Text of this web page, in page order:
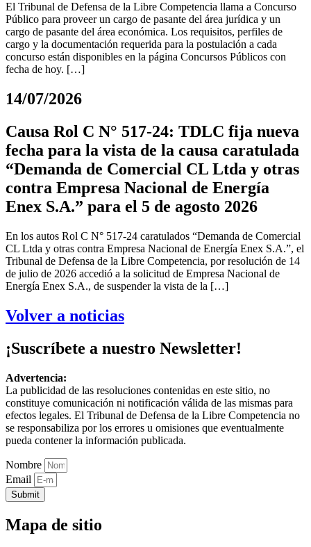
El Tribunal de Defensa de la Libre Competencia llama a Concurso
Público para proveer un cargo de pasante del área jurídica y un
cargo de pasante del área económica. Los requisitos, perfiles de
cargo y la documentación requerida para la postulación a cada
concurso están disponibles en la página Concursos Públicos con
fecha de hoy. […]
14/07/2026
Causa Rol C N° 517-24: TDLC fija nueva
fecha para la vista de la causa caratulada
“Demanda de Comercial CL Ltda y otras
contra Empresa Nacional de Energía
Enex S.A.” para el 5 de agosto 2026
En los autos Rol C N° 517-24 caratulados “Demanda de Comercial
CL Ltda y otras contra Empresa Nacional de Energía Enex S.A.”, el
Tribunal de Defensa de la Libre Competencia, por resolución de 14
de julio de 2026 accedió a la solicitud de Empresa Nacional de
Energía Enex S.A., de suspender la vista de la […]
Volver a noticias
¡Suscríbete a nuestro Newsletter!
Advertencia:
La publicidad de las resoluciones contenidas en este sitio, no
constituye comunicación ni notificación válida de las mismas para
efectos legales. El Tribunal de Defensa de la Libre Competencia no
se responsabiliza por los errores u omisiones que eventualmente
pueda contener la información publicada.
Nombre
Email
Submit
Mapa de sitio